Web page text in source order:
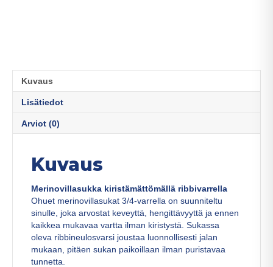
Kuvaus
Lisätiedot
Arviot (0)
Kuvaus
Merinovillasukka kiristämättömällä ribbivarrella
Ohuet merinovillasukat 3/4-varrella on suunniteltu
sinulle, joka arvostat keveyttä, hengittävyyttä ja ennen
kaikkea mukavaa vartta ilman kiristystä. Sukassa
oleva ribbineulosvarsi joustaa luonnollisesti jalan
mukaan, pitäen sukan paikoillaan ilman puristavaa
tunnetta.